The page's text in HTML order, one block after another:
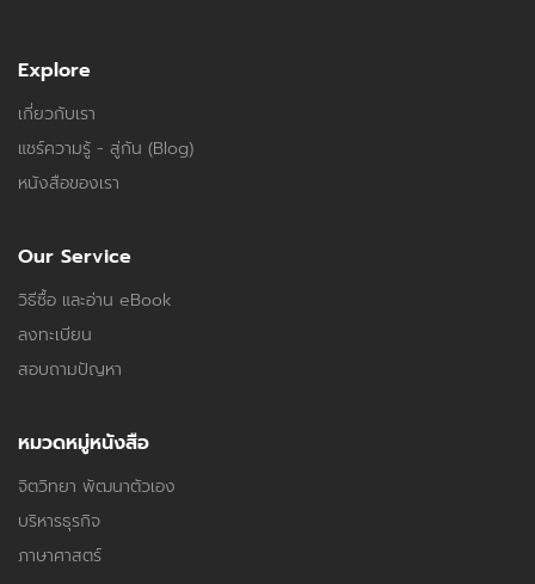
Explore
เกี่ยวกับเรา
แชร์ความรู้ - สู่กัน (Blog)
หนังสือของเรา
Our Service
วิธีซื้อ และอ่าน eBook
ลงทะเบียน
สอบถามปัญหา
หมวดหมู่หนังสือ
จิตวิทยา พัฒนาตัวเอง
บริหารธุรกิจ
ภาษาศาสตร์